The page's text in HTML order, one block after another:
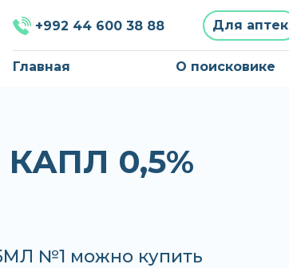
+992 44 600 38 88 Для аптек
Главная О поисковике
0,5%
№1 можно купить